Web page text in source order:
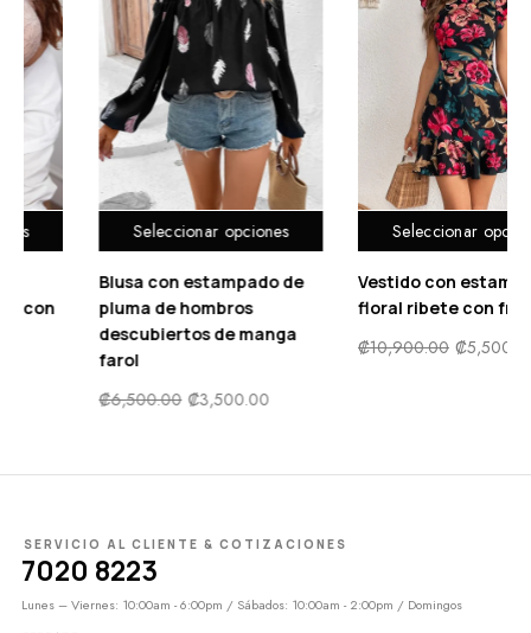
Seleccionar opciones
Vestido con estampado
floral ribete con fruncido
10,900.00 ₡5,500.00
Seleccionar opciones
Vestido ribete con
fruncido con
SERVICIO AL CLIENTE & COTIZACIONES
7020 8223
Lunes – Viernes: 10:00am - 6:00pm / Sábados: 10:00am - 2:00pm / Domingos